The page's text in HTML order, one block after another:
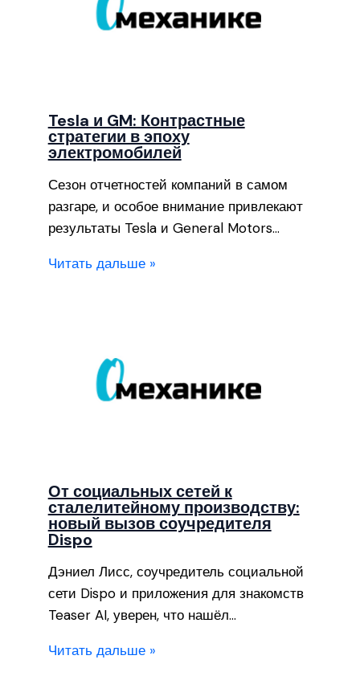
Tesla и GM: Контрастные
стратегии в эпоху
электромобилей
Сезон отчетностей компаний в самом
разгаре, и особое внимание привлекают
результаты Tesla и General Motors…
Читать дальше »
От социальных сетей к
сталелитейному производству:
новый вызов соучредителя
Dispo
Дэниел Лисс, соучредитель социальной
сети Dispo и приложения для знакомств
Teaser AI, уверен, что нашёл…
Читать дальше »